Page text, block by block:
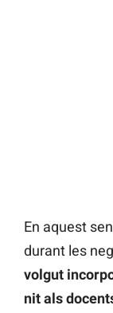
En aquest
durant les
volgut
nit als